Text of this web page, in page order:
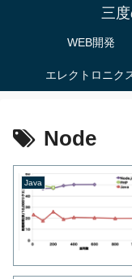
三
WEB開発
エレクトロニク
Node
Java